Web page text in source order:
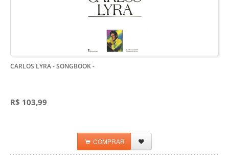
CARLOS LYRA - SONGBOOK-
R$ 103,99
COMPRAR